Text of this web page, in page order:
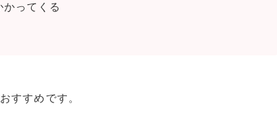
ってくる
すすめです。